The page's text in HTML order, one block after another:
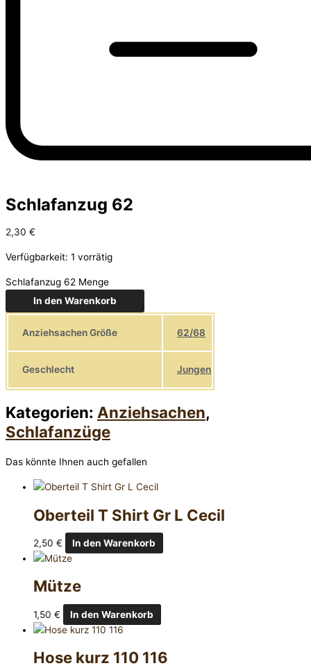
Schlafanzug 62
2,30 €
Verfügbarkeit: 1 vorrätig
Schlafanzug 62 Menge
In den Warenkorb
Anziehsachen Größe 62/68
Geschlecht Jungen
Kategorien: Anziehsachen,
Schlafanzüge
Das könnte Ihnen auch gefallen
Oberteil T Shirt Gr L Cecil
2,50 € In den Warenkorb
Mütze
1,50 € In den Warenkorb
Hose kurz 110 116